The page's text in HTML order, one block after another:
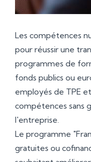
Les compétences
pour réussir une
programmes de
fonds publics ou
employés de TPE
compétences sans
l'entreprise.
Le programme
gratuites ou